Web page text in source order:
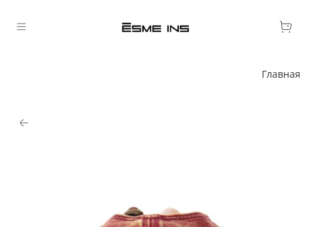
Главная